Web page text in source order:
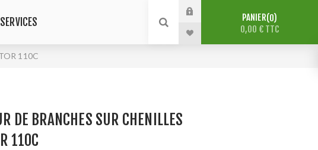
SERVICES PANIER 0
0,00 € TTC
110C
DE BRANCHES SUR CHENILLES
110C